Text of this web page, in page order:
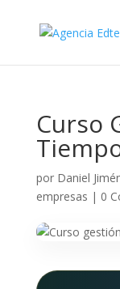
Curso
por Daniel
empresas | 0